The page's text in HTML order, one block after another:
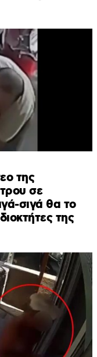
της
σε
σιγά θα το
της